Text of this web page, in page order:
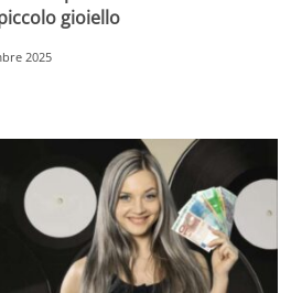
gioiello
2025